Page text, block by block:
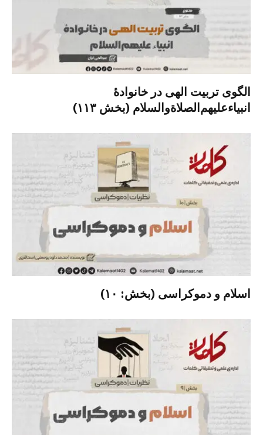
الگوی تربیت الهی در خانوادۀ
انبیاءعلیهم‌الصلاةو‌السلام (بخش ۱۱۳)
اسلام و دموکراسی (بخش: ۱۰)